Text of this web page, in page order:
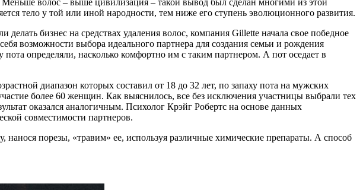
тело у той или иной народности, тем ниже его ступень эволюционного развития.
бизнес на средствах удаления волос, компания Gillette начала свое победное
возможности выбора идеального партнера для создания семьи и рождения
определяли, насколько комфортно им с таким партнером. А пот оседает в
диапазон которых составил от 18 до 32 лет, по запаху пота на мужских
более 60 женщин. Как выяснилось, все без исключения участницы выбрали тех
оказался аналогичным. Психолог Крэйг Робертс на основе данных
совместимости партнеров.
порезы, «травим» ее, используя различные химические препараты. А способ